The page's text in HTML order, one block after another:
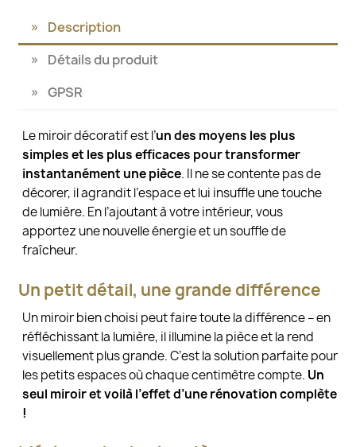
Description
Détails du produit
GPSR
Le miroir décoratif est l’un des moyens les plus
simples et les plus efficaces pour transformer
instantanément une pièce. Il ne se contente pas de
décorer, il agrandit l’espace et lui insuffle une touche
de lumière. En l’ajoutant à votre intérieur, vous
apportez une nouvelle énergie et un souffle de
fraîcheur.
Un petit détail, une grande différence
Un miroir bien choisi peut faire toute la différence – en
réfléchissant la lumière, il illumine la pièce et la rend
visuellement plus grande. C’est la solution parfaite pour
les petits espaces où chaque centimètre compte. Un
seul miroir et voilà l’effet d’une rénovation complète
!